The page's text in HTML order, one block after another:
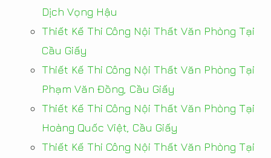
Dịch Vọng Hậu
Thiết Kế Thi Công Nội Thất Văn Phòng Tại
Cầu Giấy
Thiết Kế Thi Công Nội Thất Văn Phòng Tại
Phạm Văn Đồng, Cầu Giấy
Thiết Kế Thi Công Nội Thất Văn Phòng Tại
Hoàng Quốc Việt, Cầu Giấy
Thiết Kế Thi Công Nội Thất Văn Phòng Tại